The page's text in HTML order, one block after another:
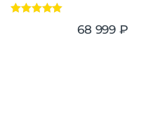
68 999 ₽